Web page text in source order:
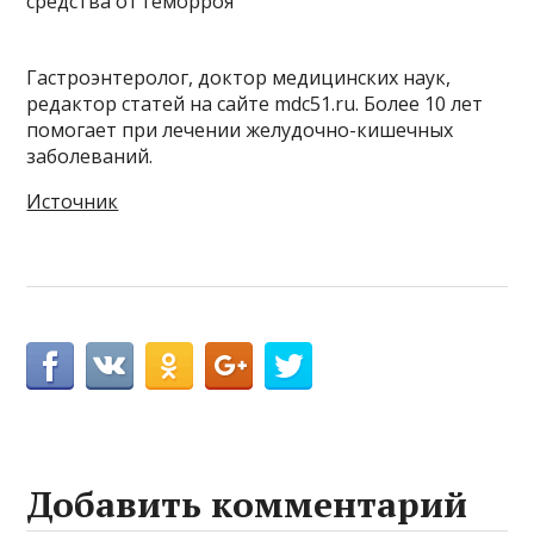
Гастроэнтеролог, доктор медицинских наук,
редактор статей на сайте mdc51.ru. Более 10 лет
помогает при лечении желудочно-кишечных
заболеваний.
Источник
Добавить комментарий